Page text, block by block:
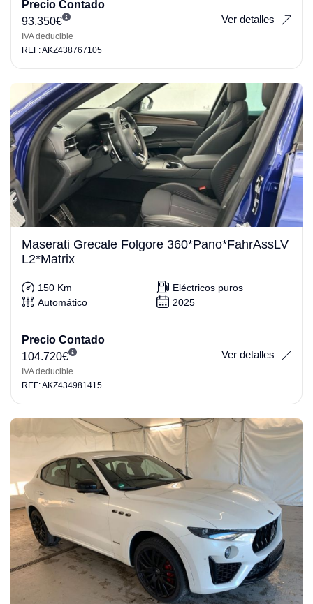
Precio Contado
93.350€
IVA deducible
Ver detalles
REF: AKZ438767105
Maserati Grecale Folgore 360*Pano*FahrAssLV
L2*Matrix
150 Km
Eléctricos puros
Automático
2025
Precio Contado
104.720€
IVA deducible
Ver detalles
REF: AKZ434981415